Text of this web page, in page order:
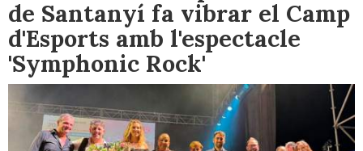
de Santanyí fa vibrar el Camp
d'Esports amb l'espectacle
'Symphonic Rock'